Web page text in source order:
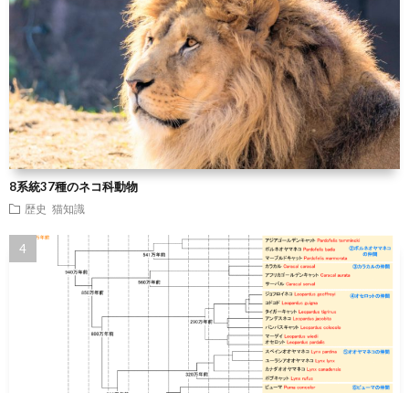
8系統37種のネコ科動物
歴史 猫知識